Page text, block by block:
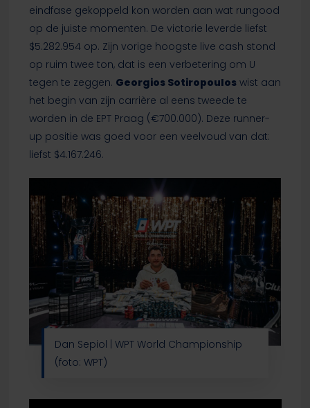
eindfase gekoppeld kon worden aan wat rungood
op de juiste momenten. De victorie leverde liefst
$5.282.954 op. Zijn vorige hoogste live cash stond
op ruim twee ton, dat is een verbetering om U
tegen te zeggen. Georgios Sotiropouloswist aan
het begin van zijn carrière al eens tweede te
worden in de EPT Praag (€700.000). Deze runner-
up positie was goed voor een veelvoud van dat:
liefst $4.167.246.
Dan Sepiol | WPT World Championship
(foto: WPT)